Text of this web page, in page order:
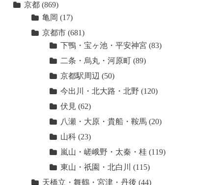
京都(869)
亀岡 (17)
京都市(681)
下鴨・宝ヶ池・平安神宮 (83)
二条・烏丸・河原町(89)
京都駅周辺 (50)
今出川・北大路・北野 (120)
伏見 (62)
八瀬・大原・貴船・鞍馬(20)
山科(23)
嵐山・嵯峨野・太秦・桂 (119)
東山・祇園・北白川
(115)
天橋立・舞鶴・宮津・丹後 (44)